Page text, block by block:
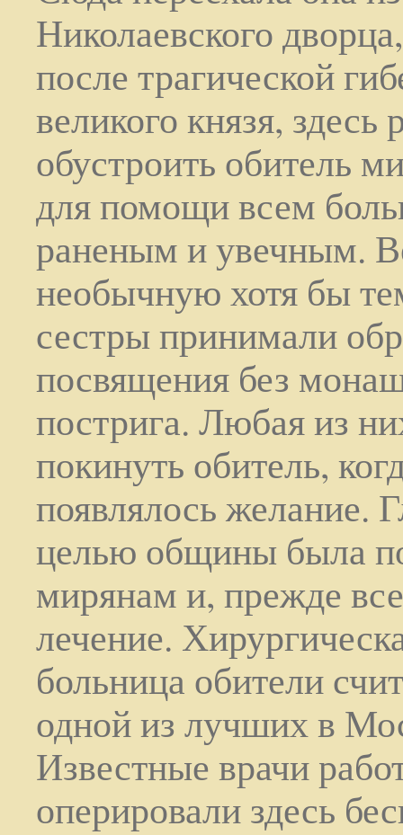
Николаевского
после трагической
великого князя, здесь
обустроить обитель
для помощи всем
раненым и увечным.
необычную хотя бы
сестры принимали
посвящения без
пострига. Любая из
покинуть обитель,
появлялось желание.
целью общины была
мирянам и, прежде
лечение.
больница обители
одной из лучших в
Известные врачи
оперировали здесь